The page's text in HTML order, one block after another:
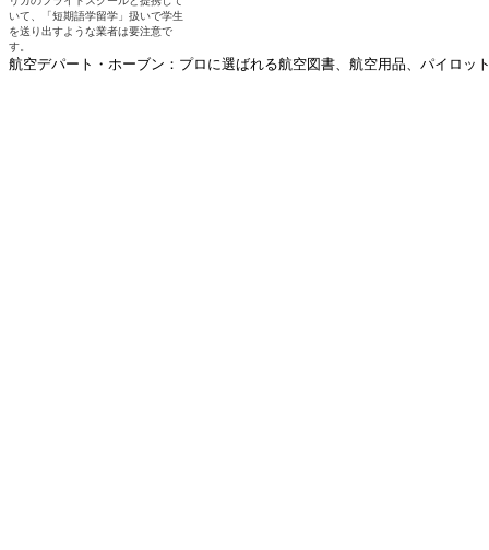
航空デパート・ホーブン：プロに選ばれる航空図書、航空用品、パイロッ